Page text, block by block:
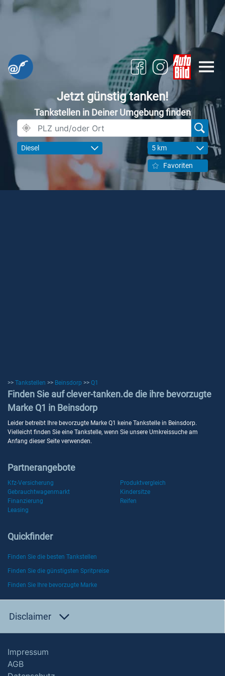
Jetzt günstig tanken!
Tankstellen in Deiner Umgebung finden
Diesel 5 km
Favoriten
>> Tankstellen >> Beinsdorp >> Q1
Finden Sie auf clever-tanken.de die ihre bevorzugte
Marke Q1 in Beinsdorp
Leider betreibt Ihre bevorzugte Marke Q1 keine Tankstelle in Beinsdorp.
Vielleicht finden Sie eine Tankstelle, wenn Sie unsere Umkreissuche am
Anfang dieser Seite verwenden.
Partnerangebote
Kfz-Versicherung
Produktvergleich
Gebrauchtwagenmarkt
Kindersitze
Finanzierung
Reifen
Leasing
Quickfinder
Finden Sie die besten Tankstellen
Finden Sie die günstigsten Spritpreise
Finden Sie Ihre bevorzugte Marke
Disclaimer
Impressum
AGB